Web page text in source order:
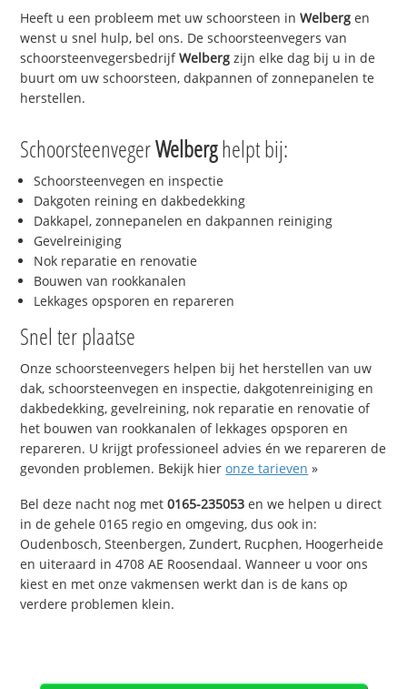
Heeft u een probleem met uw schoorsteen inWelberg en
wenst u snel hulp, bel ons. De schoorsteenvegers van
schoorsteenvegersbedrijfWelberg zijn elke dag bij u in de
buurt om uw schoorsteen, dakpannen of zonnepanelen te
herstellen.
SchoorsteenvegerWelberghelpt bij:
Schoorsteenvegen en inspectie
Dakgoten reining en dakbedekking
Dakkapel, zonnepanelen en dakpannen reiniging
Gevelreiniging
Nok reparatie en renovatie
Bouwen van rookkanalen
Lekkages opsporen en repareren
Snel ter plaatse
Onze schoorsteenvegers helpen bij het herstellen van uw
dak, schoorsteenvegen en inspectie, dakgotenreiniging en
dakbedekking, gevelreining, nok reparatie en renovatie of
het bouwen van rookkanalen of lekkages opsporen en
repareren. U krijgt professioneel advies én we repareren de
gevonden problemen. Bekijk hieronze tarieven »
Bel deze nacht nog met0165-235053 en we helpen u direct
in de gehele 0165 regio en omgeving, dus ook in:
Oudenbosch, Steenbergen, Zundert, Rucphen, Hoogerheide
en uiteraard in 4708 AE Roosendaal. Wanneer u voor ons
kiest en met onze vakmensen werkt dan is de kans op
verdere problemen klein.